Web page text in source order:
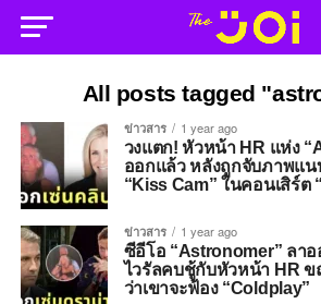
All posts tagged
ข่าวสาร 1 year ago
วงแตก! หัวหน้า HR แห่ง
ออกแล้ว หลังถูกจับภาพแน
“Kiss Cam” ในคอนเสิร์ต
ข่าวสาร 1 year ago
ซีอีโอ “Astronomer” ลา
ไวรัลคบชู้กับหัวหน้า HR
ว่าเขาจะฟ้อง “Coldplay”